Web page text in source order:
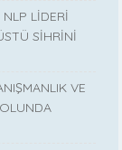
LİDERİ
SİHRİNİ
VE